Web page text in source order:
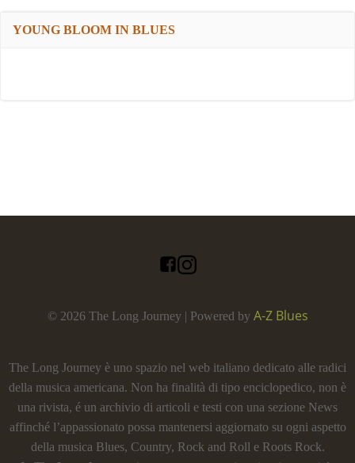
YOUNG BLOOM IN BLUES
© 2026 The Long Journey | Powered by A-Z Blues
The Long Journey è uno spazio nel web italiano dedicato alle radici
della musica americana. Non ha finalità di tipo enciclopedico, non è
una rivista, é un archivio di articoli e testi con una sezione News
affinché l’appassionato possa mantenersi aggiornato su ogni aspetto
della musica Blues, Country, Rock and Roll e Roots Rock.